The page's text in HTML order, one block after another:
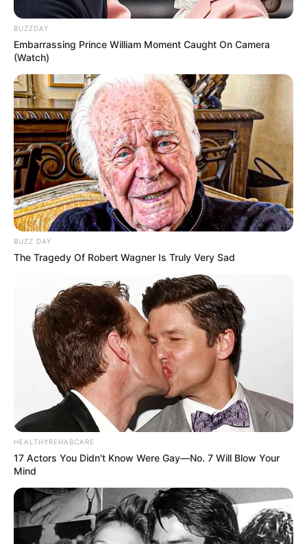
BUZZDAY
Embarrassing Prince William Moment Caught On Camera
(Watch)
BUZZ DAY
The Tragedy Of Robert Wagner Is Truly Very Sad
HEALTHYREHABCARE
17 Actors You Didn't Know Were Gay—No. 7 Will Blow Your
Mind